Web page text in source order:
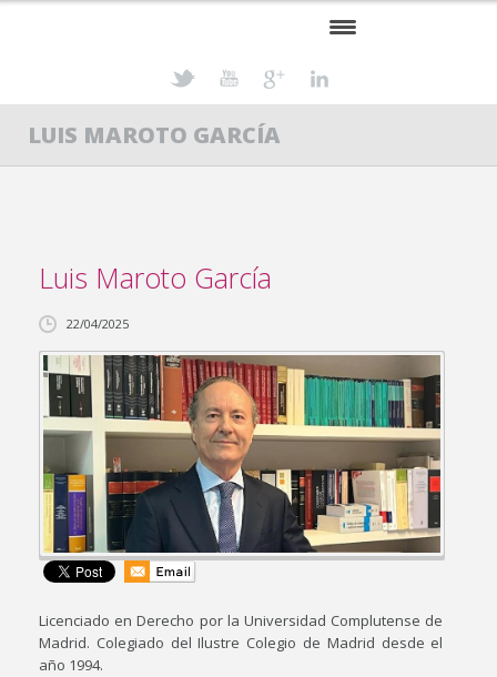
PROFESIONALES
CONTACTO
LUIS MAROTO GARCÍA
Luis Maroto García
22/04/2025
Licenciado en Derecho por la Universidad Complutense de
Madrid. Colegiado del Ilustre Colegio de Madrid desde el
año 1994.